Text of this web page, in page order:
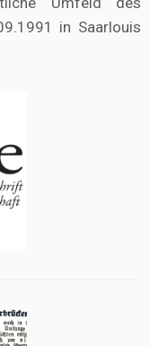
in Saarlouis